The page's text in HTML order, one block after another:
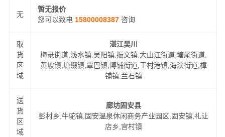
无
暂无报价
您可以致电 15800008387 咨询
取
货
区
域
湛江吴川
梅录街道,浅水镇,吴阳镇,振文镇,大山江街道,塘尾街道,
黄坡镇,塘缀镇,覃巴镇,博铺街道,王村港镇,海滨街道,樟
铺镇,兰石镇
送
货
区
域
廊坊固安县
彭村乡,牛驼镇,固安温泉休闲商务产业园区,固安镇,礼让
店乡,宫村镇